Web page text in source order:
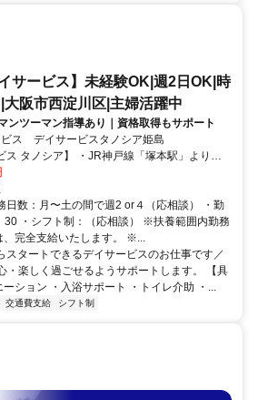
サービス】未経験OK|週2日OK|時
阪市西淀川区|主婦活躍中
ンツーマン指導あり｜資格取得もサポート
ス デイサービスタノシア姫島
リア】 西淀川区／淀
いるスタッフ多数 「家から近い」
ています
日数：月〜土の間で週2 or４（応相談） ・勤
30 ・シフト制：（応相談） ※扶養範囲内勤務
完全支給いたします。 ※...
スタートできるデイサービスのお仕事です／
・楽しく過ごせるようサポートします。 【具
ション ・入浴サポート ・トイレ介助 ・...
交通費支給 シフト制